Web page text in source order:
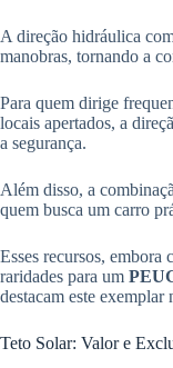
A direção hidráulica
manobras, tornando a
Para quem dirige
locais apertados, a
a segurança.
Além disso, a
quem busca um carro
Esses recursos, embora
raridades para um
destacam este exemplar
Teto Solar: Valor e